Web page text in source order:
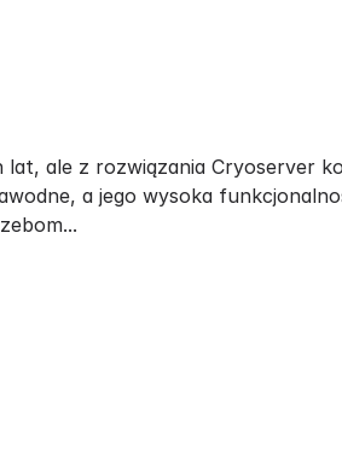
ale z rozwiązania Cryoserver
a jego wysoka